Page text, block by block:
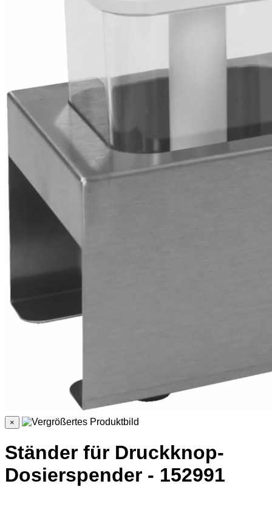
×
Ständer für Druckknop-
Dosierspender - 152991